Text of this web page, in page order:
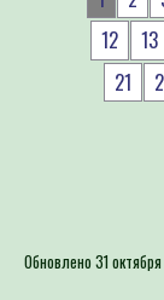
12
13
21
Обновлено 31